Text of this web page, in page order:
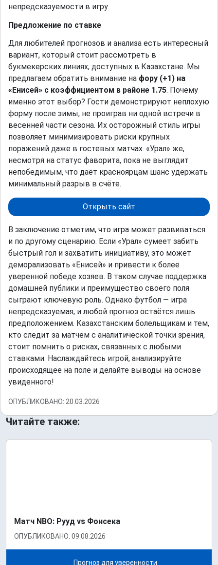
непредсказуемости в игру.
Предложение по ставке
Для любителей прогнозов и анализа есть интересный
вариант, который стоит рассмотреть в
букмекерских линиях, доступных в Казахстане. Мы
предлагаем обратить внимание на фору (+1) на
«Енисей» с коэффициентом в районе 1.75. Почему
именно этот выбор? Гости демонстрируют неплохую
форму после зимы, не проиграв ни одной встречи в
весенней части сезона. Их осторожный стиль игры
позволяет минимизировать риски крупных
поражений даже в гостевых матчах. «Урал» же,
несмотря на статус фаворита, пока не выглядит
непобедимым, что даёт красноярцам шанс удержать
минимальный разрыв в счёте.
Открыть сайт
В заключение отметим, что игра может развиваться
и по другому сценарию. Если «Урал» сумеет забить
быстрый гол и захватить инициативу, это может
деморализовать «Енисей» и привести к более
уверенной победе хозяев. В таком случае поддержка
домашней публики и преимущество своего поля
сыграют ключевую роль. Однако футбол — игра
непредсказуемая, и любой прогноз остаётся лишь
предположением. Казахстанским болельщикам и тем,
кто следит за матчем с аналитической точки зрения,
стоит помнить о рисках, связанных с любыми
ставками. Наслаждайтесь игрой, анализируйте
происходящее на поле и делайте выводы на основе
увиденного!
ОПУБЛИКОВАНО: 20.03.2026
Читайте также:
Матч NBO: Рууд vs Фонсека
ОПУБЛИКОВАНО: 09.08.2026
Прогноз для уверенности